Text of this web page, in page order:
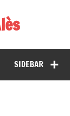
SIDEBAR